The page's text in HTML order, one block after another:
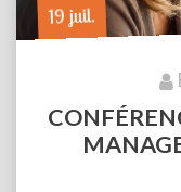
19 juil.